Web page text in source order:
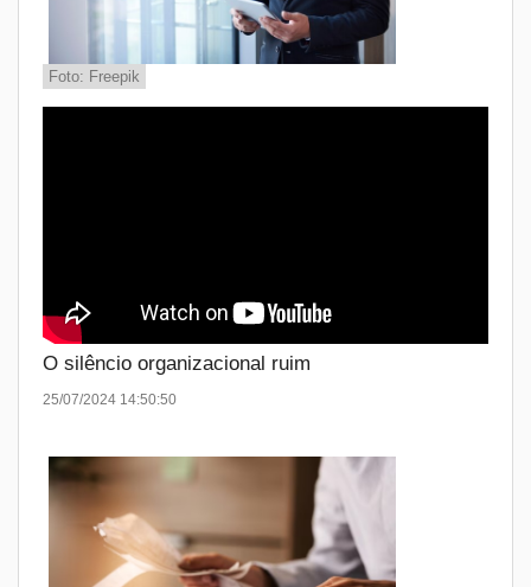
Foto: Freepik
O silêncio organizacional ruim
25/07/2024 14:50:50